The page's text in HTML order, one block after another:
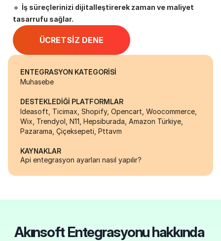
🔹 İş süreçlerinizi dijitalleştirerek zaman ve maliyet
tasarrufu sağlar.
ÜCRETSİZ DENE
ENTEGRASYON KATEGORİSİ
Muhasebe
DESTEKLEDİĞİ PLATFORMLAR
Ideasoft, Ticimax, Shopify, Opencart, Woocommerce,
Wix, Trendyol, N11, Hepsiburada, Amazon Türkiye,
Pazarama, Çiçeksepeti, Pttavm
KAYNAKLAR
Api entegrasyon ayarları nasıl yapılır?
Akınsoft Entegrasyonu hakkında